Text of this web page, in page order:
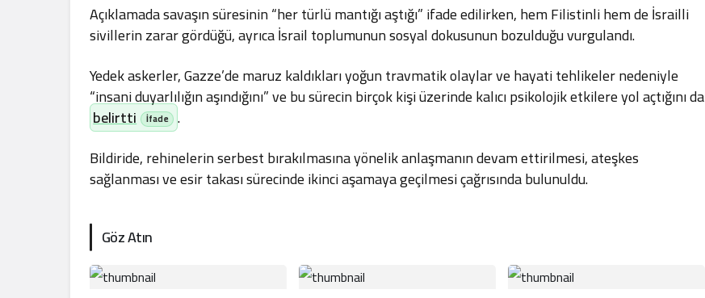
Açıklamada savaşın süresinin “her türlü mantığı aştığı” ifade edilirken, hem Filistinli hem de İsrailli
sivillerin zarar gördüğü, ayrıca İsrail toplumunun sosyal dokusunun bozulduğu vurgulandı.
Yedek askerler, Gazze’de maruz kaldıkları yoğun travmatik olaylar ve hayati tehlikeler nedeniyle
“insani duyarlılığın aşındığını” ve bu sürecin birçok kişi üzerinde kalıcı psikolojik etkilere yol açtığını da
belirtti
.
Bildiride, rehinelerin serbest bırakılmasına yönelik anlaşmanın devam ettirilmesi, ateşkes
sağlanması ve esir takası sürecinde ikinci aşamaya geçilmesi çağrısında bulunuldu.
Göz Atın